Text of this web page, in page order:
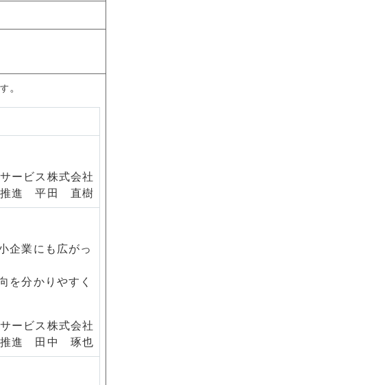
。
サービス株式会社
推進 平田 直樹
企業にも広がっ
を分かりやすく
サービス株式会社
推進 田中 琢也